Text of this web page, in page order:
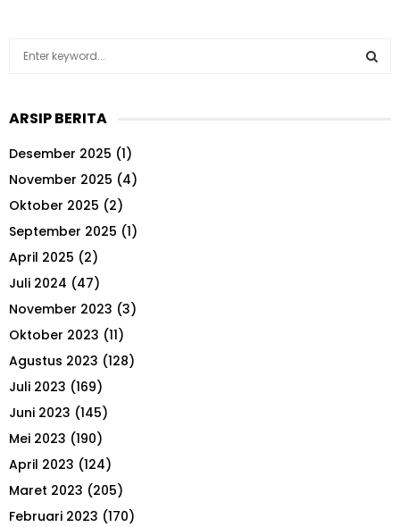
c
f
o
r
ARSIP BERITA
Desember 2025 (1)
November 2025 (4)
Oktober 2025 (2)
September 2025 (1)
April 2025 (2)
Juli 2024 (47)
November 2023 (3)
Oktober 2023 (11)
Agustus 2023 (128)
Juli 2023 (169)
Juni 2023 (145)
Mei 2023 (190)
April 2023 (124)
Maret 2023 (205)
Februari 2023 (170)